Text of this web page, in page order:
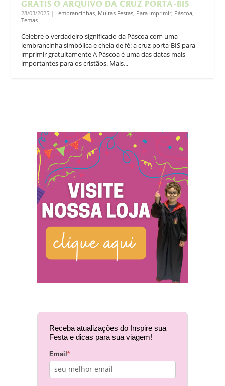
GRÁTIS O ARQUIVO DA CRUZ PORTA-BIS
28/03/2025 | Lembrancinhas Muitas Festas Para imprimir, Páscoa
Temas
Celebre o verdadeiro significado da Páscoa com uma
lembrancinha simbólica e cheia de fé: a cruz porta-BIS para
imprimir gratuitamente A Páscoa é uma das datas mais
importantes para os cristãos. Mais...
Receba atualizações do Inspire sua
Festa e dicas para sua viagem!
Email *